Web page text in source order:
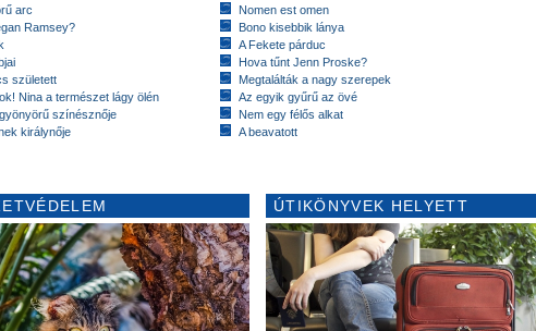
arc
Ramsey?
született
Nina a természet lágy ölén
színésznője
királynője
Nomen est omen
Bono kisebbik lánya
A Fekete párduc
Hova tűnt Jenn Proske?
Megtalálták a nagy szerepek
Az egyik gyűrű az övé
Nem egy félős alkat
A beavatott
ÚTIKÖNYVEK HELYETT